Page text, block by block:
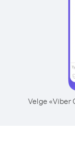
Velge «Viber